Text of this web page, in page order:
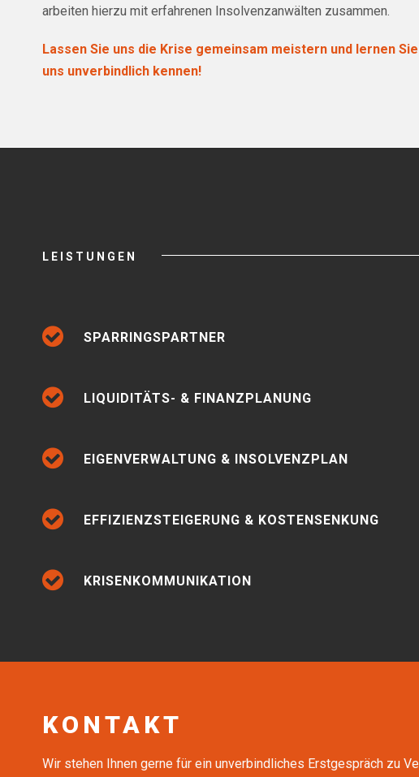
arbeiten hierzu mit erfahrenen Insolvenzanwälten zusammen.
Lassen Sie uns die Krise gemeinsam meistern und lernen Sie
uns unverbindlich kennen!
LEISTUNGEN
SPARRINGSPARTNER
LIQUIDITÄTS- & FINANZPLANUNG
EIGENVERWALTUNG & INSOLVENZPLAN
EFFIZIENZSTEIGERUNG & KOSTENSENKUNG
KRISENKOMMUNIKATION
KONTAKT
Wir stehen Ihnen gerne für ein unverbindliches Erstgespräch zu